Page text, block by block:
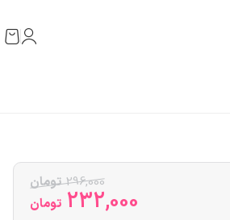
296,000 تومان
232,000 تومان